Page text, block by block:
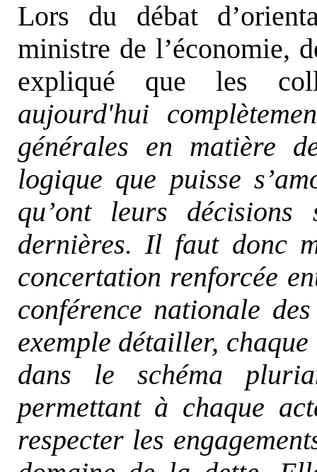
Lors du débat
ministre de l’économie,
expliqué que les
aujourd'hui
générales en matière
logique que puisse
qu’ont leurs
dernières. Il faut donc
concertation renforcée
conférence nationale
exemple détailler,
dans le schéma
permettant à chaque
respecter les